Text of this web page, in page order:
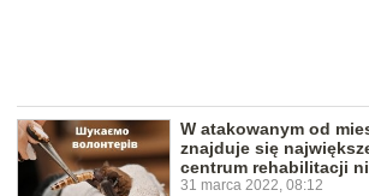
W atakowanym od
znajduje się
centrum rehabilitacji
31 marca 2022, 08:12